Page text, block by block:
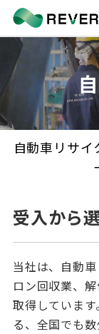
自動車リサ
受入から
当社は、自動
ロン回収業、
取得していま
る、全国でも